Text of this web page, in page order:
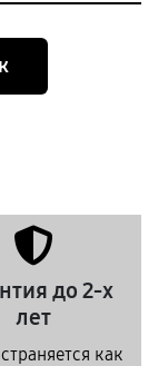
до 2-х
лет
как